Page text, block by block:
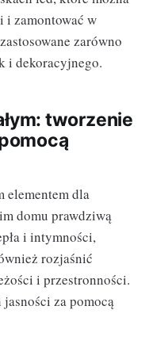
i zamontować w
zarówno
i dekoracyjnego.
tworzenie
elementem dla
domu prawdziwą
i intymności,
rozjaśnić
i przestronności.
za pomocą